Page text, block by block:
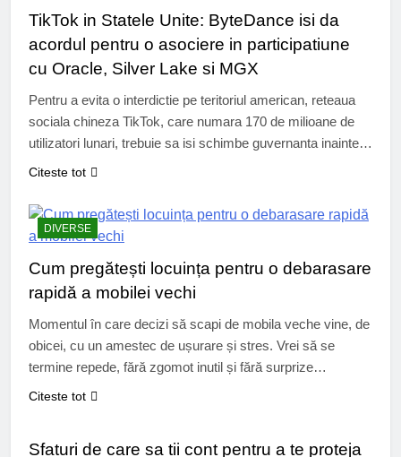
TikTok in Statele Unite: ByteDance isi da
acordul pentru o asociere in participatiune
cu Oracle, Silver Lake si MGX
Pentru a evita o interdictie pe teritoriul american, reteaua
sociala chineza TikTok, care numara 170 de milioane de
utilizatori lunari, trebuie sa isi schimbe guvernanta inainte
de 20 ianuarie 2026. Trecerea sub pavilion american, sau
dezvaluita in presa, confirmand zvonurile care circulau de
cateva luni. Activitatile americane…
Citeste tot
DIVERSE
Cum pregătești locuința pentru o debarasare
rapidă a mobilei vechi
Momentul în care decizi să scapi de mobila veche vine, de
obicei, cu un amestec de ușurare și stres. Vrei să se
termine repede, fără zgomot inutil și fără surprize
neplăcute. O pregătire corectă a locuinței face diferența
Citeste tot
Sfaturi de care sa tii cont pentru a te proteja